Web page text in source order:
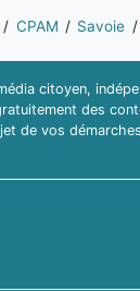
CPAM Savoie
citoyen,
des
de vos